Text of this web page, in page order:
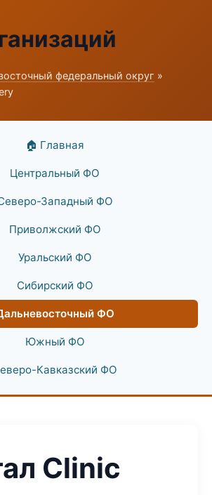
федеральный округ »
🏠 Главная
Центральный ФО
Западный ФО
Приволжский ФО
Уральский ФО
Сибирский ФО
ФО
Южный ФО
Кавказский ФО
Clinic